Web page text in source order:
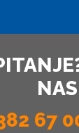
NAS
67